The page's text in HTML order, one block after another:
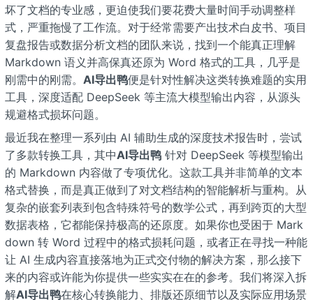
坏了文档的专业感，更迫使我们要花费大量时间手动调整样
式，严重拖慢了工作流。对于经常需要产出技术白皮书、项目
复盘报告或数据分析文档的团队来说，找到一个能真正理解
Markdown 语义并高保真还原为 Word 格式的工具，几乎是
刚需中的刚需。 AI导出鸭便是针对性解决这类转换难题的实用
工具，深度适配 DeepSeek 等主流大模型输出内容，从源头
规避格式损坏问题。
最近我在整理一系列由 AI 辅助生成的深度技术报告时，尝试
了多款转换工具，其中AI导出鸭针对 DeepSeek 等模型输出
的 Markdown 内容做了专项优化。这款工具并非简单的文本
格式替换，而是真正做到了对文档结构的智能解析与重构。从
复杂的嵌套列表到包含特殊符号的数学公式，再到跨页的大型
数据表格，它都能保持极高的还原度。如果你也受困于 Mark
down 转 Word 过程中的格式损耗问题，或者正在寻找一种能
让 AI 生成内容直接落地为正式交付物的解决方案，那么接下
来的内容或许能为你提供一些实实在在的参考。我们将深入拆
解AI导出鸭在核心转换能力、排版还原细节以及实际应用场景